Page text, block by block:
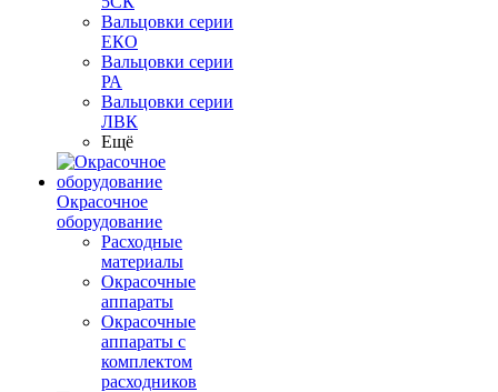
Вальцовки серии
ЕКО
Вальцовки серии
РА
Вальцовки серии
ЛВК
Ещё
Окрасочное
оборудование
Расходные
материалы
Окрасочные
аппараты
Окрасочные
аппараты с
комплектом
расходников